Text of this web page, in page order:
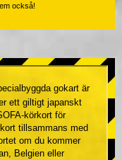
också!
gokart är
ett giltigt japanskt
körkort för
tillsammans med
om du kommer
Belgien eller